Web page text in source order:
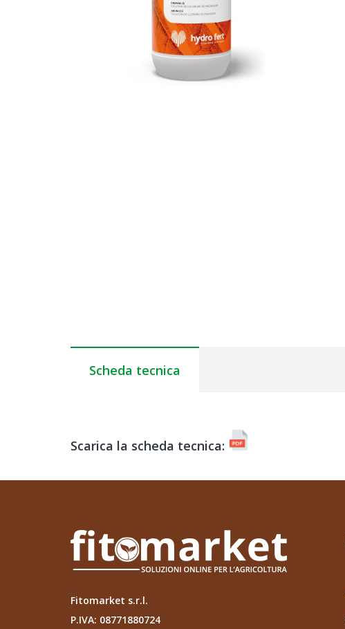
Scheda tecnica
Scarica la scheda tecnica:
Fitomarket s.r.l.
P.IVA: 08771880724